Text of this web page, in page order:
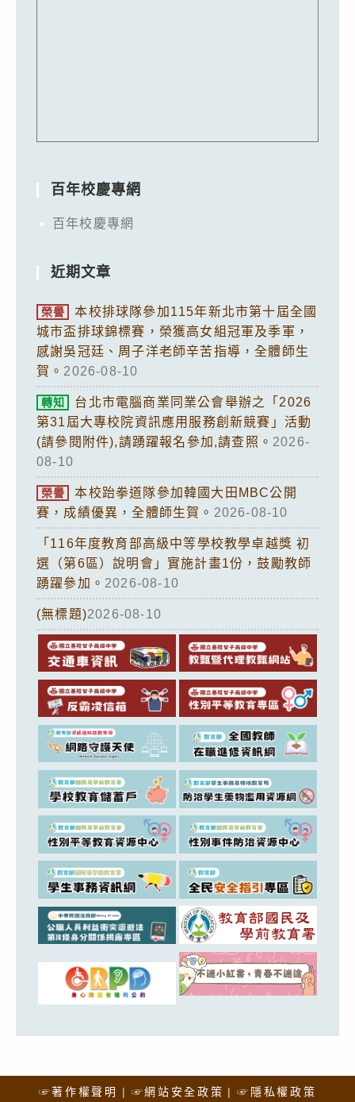
百年校慶專網
百年校慶專網
近期文章
榮譽
本校排球隊參加115年新北市第十屆全國
城市盃排球錦標賽，榮獲高女組冠軍及季軍，
感謝吳冠廷、周子洋老師辛苦指導，全體師生
賀。 2026-08-10
轉知
台北市電腦商業同業公會舉辦之「2026
第31屆大專校院資訊應用服務創新競賽」活動
(請參閱附件),請踴躍報名參加,請查照。 2026-
08-10
榮譽
本校跆拳道隊參加韓國大田MBC公開
賽，成績優異，全體師生賀。 2026-08-10
「116年度教育部高級中等學校教學卓越獎 初
選（第6區）說明會」實施計畫1份，鼓勵教師
踴躍參加。 2026-08-10
(無標題)2026-08-10
☞著作權聲明 ☞網站安全政策 ☞隱私權政策